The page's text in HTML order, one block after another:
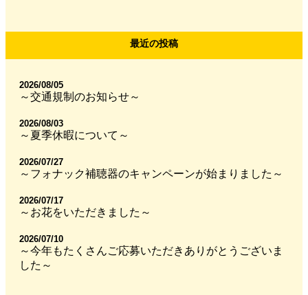
最近の投稿
2026/08/05
～交通規制のお知らせ～
2026/08/03
～夏季休暇について～
2026/07/27
～フォナック補聴器のキャンペーンが始まりました～
2026/07/17
～お花をいただきました～
2026/07/10
～今年もたくさんご応募いただきありがとうございま
した～